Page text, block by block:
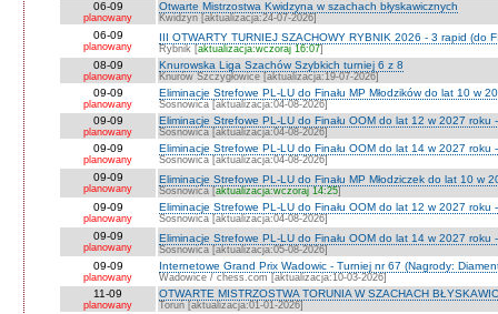
06-09
planowany
Otwarte Mistrzostwa Kwidzyna w szachach błyskawicznych
Kwidzyn [aktualizacja:24-07-2026]
06-09
planowany
III OTWARTY TURNIEJ SZACHOWY RYBNIK 2026 - 3 rapid (do
Rybnik [aktualizacja:wczoraj 16:07]
08-09
planowany
Knurowska Liga Szachów Szybkich turniej 6 z 8
Knurów Szczygłowice [aktualizacja:19-07-2026]
09-09
planowany
Eliminacje Strefowe PL-LU do Finału MP Młodzików do lat 10 w
Sosnowica [aktualizacja:04-08-2026]
09-09
planowany
Eliminacje Strefowe PL-LU do Finału OOM do lat 12 w 2027 roku
Sosnowica [aktualizacja:04-08-2026]
09-09
planowany
Eliminacje Strefowe PL-LU do Finału OOM do lat 14 w 2027 roku
Sosnowica [aktualizacja:04-08-2026]
09-09
planowany
Eliminacje Strefowe PL-LU do Finału MP Młodziczek do lat 10 w
Sosnowica [aktualizacja:wczoraj 14:25]
09-09
planowany
Eliminacje Strefowe PL-LU do Finału OOM do lat 12 w 2027 roku
Sosnowica [aktualizacja:04-08-2026]
09-09
planowany
Eliminacje Strefowe PL-LU do Finału OOM do lat 14 w 2027 roku
Sosnowica [aktualizacja:05-08-2026]
09-09
planowany
Internetowe Grand Prix Wadowic - Turniej nr 67 (Nagrody:
Wadowice / chess.com [aktualizacja:10-03-2026]
11-09
planowany
OTWARTE MISTRZOSTWA TORUNIA W SZACHACH
Toruń [aktualizacja:01-01-2026]